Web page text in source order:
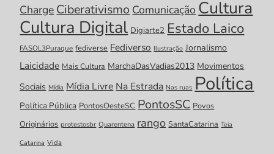
Charge Ciberativismo Comunicação Cultura
Cultura Digital Digiarte2 Estado Laico
FASOL3Puraque fediverse Fediverso Ilustração Jornalismo
Laicidade Mais Cultura MarchaDasVadias2013 Movimentos
Sociais Mídia Mídia Livre Na Estrada Nas ruas Política
Política Pública PontosOesteSC PontosSC Povos
Originários protestosbr Quarentena rango SantaCatarina Teia
Catarina Vida